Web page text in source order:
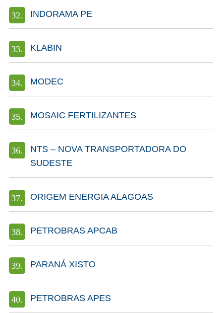
INDORAMA PE
KLABIN
MODEC
MOSAIC FERTILIZANTES
NTS – NOVA TRANSPORTADORA DO
SUDESTE
ORIGEM ENERGIA ALAGOAS
PETROBRAS APCAB
PARANÁ XISTO
PETROBRAS APES